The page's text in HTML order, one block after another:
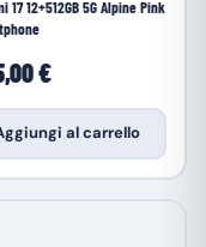
17 12+512GB 5G Alpine Pink
€
al carrello